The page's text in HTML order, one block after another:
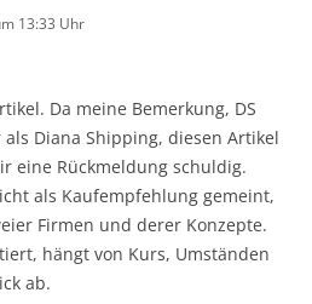
13:33 Uhr
Da meine Bemerkung, DS
Diana Shipping, diesen Artikel
eine Rückmeldung schuldig.
als Kaufempfehlung gemeint,
Firmen und derer Konzepte.
hängt von Kurs, Umständen
ab.